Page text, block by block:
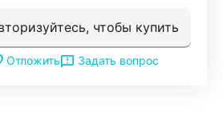
чтобы купить
Отложить Задать вопрос